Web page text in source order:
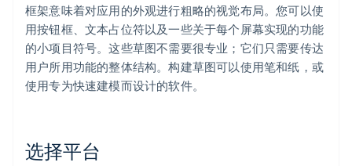
框架意味着对应用的外观进行粗略的视觉布局。您可以使
用按钮框、文本占位符以及一些关于每个屏幕实现的功能
的小项目符号。这些草图不需要很专业；它们只需要传达
用户所用功能的整体结构。构建草图可以使用笔和纸，或
使用专为快速建模而设计的软件。
选择平台